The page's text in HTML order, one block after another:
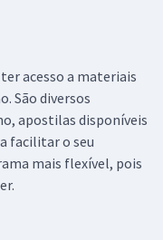
acesso a materiais
São diversos
apostilas disponíveis
facilitar o seu
mais flexível, pois